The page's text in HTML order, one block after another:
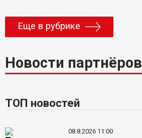
Еще в рубрике
Новости партнёров
ТОП новостей
08.8.2026 11:00